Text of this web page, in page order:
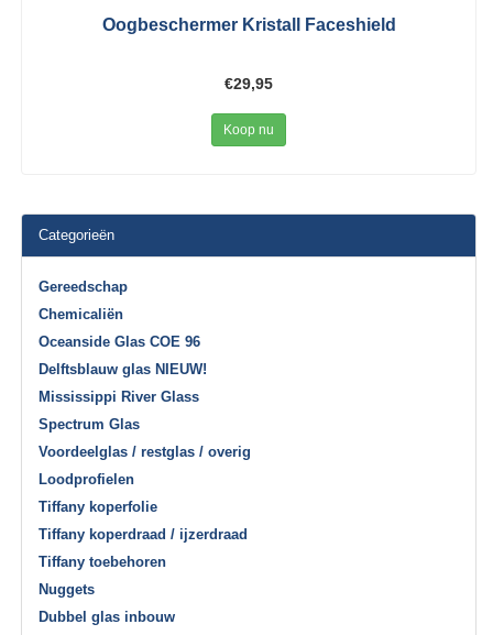
Oogbeschermer Kristall Faceshield
€29,95
Koop nu
Categorieën
Gereedschap
Chemicaliën
Oceanside Glas COE 96
Delftsblauw glas NIEUW!
Mississippi River Glass
Spectrum Glas
Voordeelglas / restglas / overig
Loodprofielen
Tiffany koperfolie
Tiffany koperdraad / ijzerdraad
Tiffany toebehoren
Nuggets
Dubbel glas inbouw